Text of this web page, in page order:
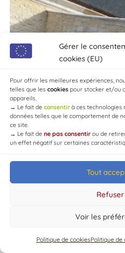
Gérer le
cookies (EU)
Pour offrir les meilleures expériences,
telles que les cookies pour stocker et/ou
appareils.
→ Le fait de consentir à ces
données telles que le comportement de
ce site.
→ Le fait de ne pas consentir ou de
un effet négatif sur certaines
Tout
Refuser
Voir les
Politique de cookiesPolitique de
© Mairie de Chaource [2004-